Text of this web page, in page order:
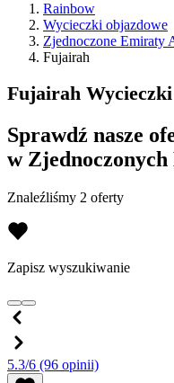
Rainbow
Wycieczki objazdowe
Zjednoczone Emiraty
Fujairah
Fujairah
Sprawdź nasze
w
Znaleźliśmy 2 oferty
Zapisz wyszukiwanie
5.3/6 (96 opinii)